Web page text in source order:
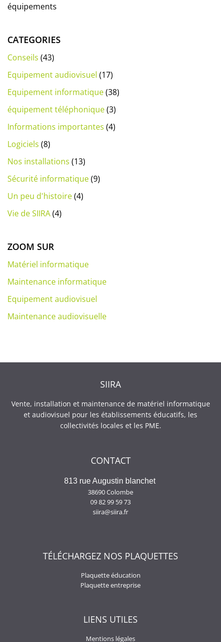
équipements
CATEGORIES
Conseils (43)
Equipement audiovisuel (17)
Equipement informatique(38)
équipement téléphonique(3)
Informations importantes (4)
Logiciels (8)
Nos installations (13)
Sécurité informatique(9)
Un peu d'histoire(4)
Vie de SIIRA(4)
ZOOM SUR
Matériel informatique
Maintenance informatique
Equipement audiovisuel
Maintenance audiovisuelle
SIIRA
Vente, installation et maintenance de matériel informatique
et audiovisuel pour les établissements éducatifs, les
collectivités locales et les PME.
CONTACT
813 rue Augustin blanchet
38690 Colombe
09 82 99 59 73
siira@siira.fr
TÉLÉCHARGEZ NOS PLAQUETTES
Plaquette éducation
Plaquette entreprise
LIENS UTILES
Mentions légales